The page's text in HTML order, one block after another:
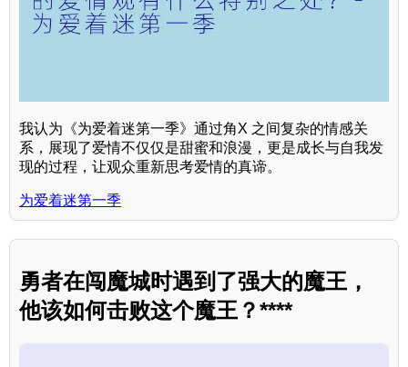
我认为《为爱着迷第一季》通过角X 之间复杂的情感关
系，展现了爱情不仅仅是甜蜜和浪漫，更是成长与自我发
现的过程，让观众重新思考爱情的真谛。
为爱着迷第一季
勇者在闯魔城时遇到了强大的魔王，
他该如何击败这个魔王？****